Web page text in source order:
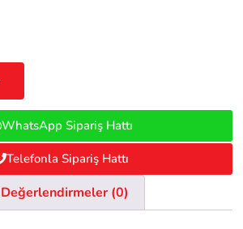
WhatsApp Sipariş Hattı
Telefonla Sipariş Hattı
Değerlendirmeler (0)